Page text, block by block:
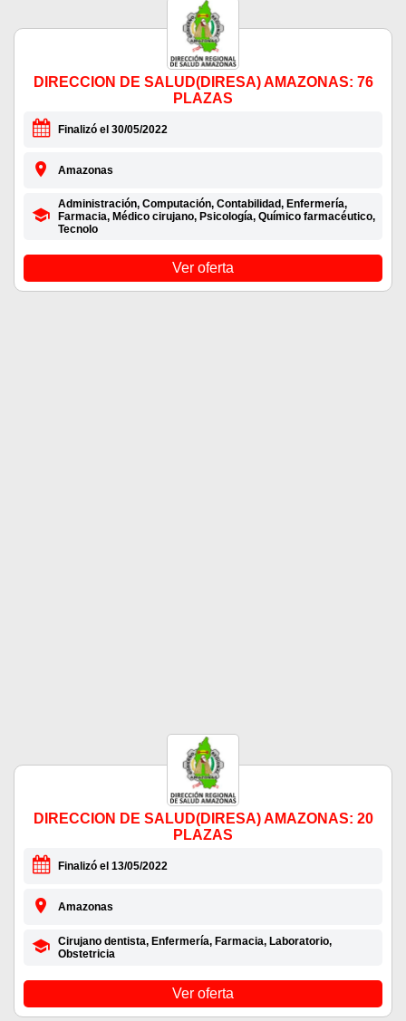
DIRECCION DE SALUD(DIRESA) AMAZONAS: 76
PLAZAS
Finalizó el 30/05/2022
Amazonas
Administración, Computación, Contabilidad, Enfermería,
Farmacia, Médico cirujano, Psicología, Químico farmacéutico,
Tecnolo
Ver oferta
DIRECCION DE SALUD(DIRESA) AMAZONAS: 20
PLAZAS
Finalizó el 13/05/2022
Amazonas
Cirujano dentista, Enfermería, Farmacia, Laboratorio,
Obstetricia
Ver oferta